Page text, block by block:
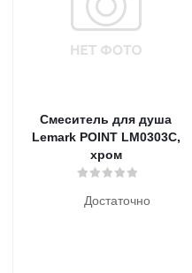
Смеситель для душа
Lemark POINT LM0303C,
хром
Достаточно